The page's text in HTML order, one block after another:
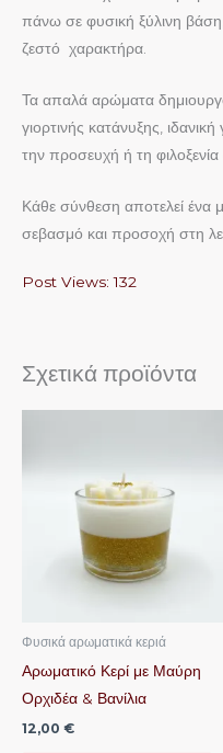
πάνω σε φυσική ξύλινη
ζεστό χαρακτήρα.
Τα απαλά αρώματα
γιορτινής κατάνυξης,
την προσευχή ή τη
Κάθε σύνθεση αποτελεί ένα
σεβασμό και προσοχή στη
Post Views: 132
Σχετικά προϊόντα
Φυσικά αρωματικά κεριά
Αρωματικό Κερί με Μαύρη
Ορχιδέα & Βανίλια
12,00 €